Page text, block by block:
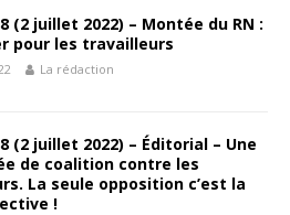
(2 juillet 2022) – Montée du RN :
pour les travailleurs
La rédaction
(2 juillet 2022) – Éditorial – Une
de coalition contre les
La seule opposition c’est la
!